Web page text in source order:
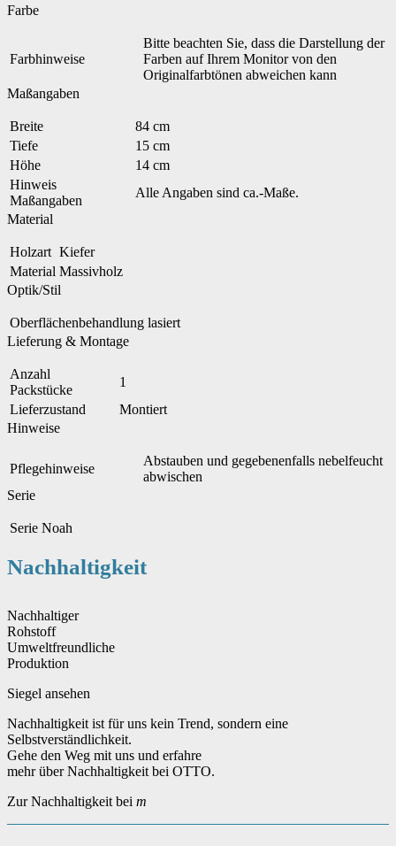
Farbe
Farbhinweise
Bitte beachten Sie, dass die Darstellung der
Farben auf Ihrem Monitor von den
Originalfarbtönen abweichen kann
Maßangaben
Breite
84 cm
Tiefe
15 cm
Höhe
14 cm
Hinweis
Maßangaben
Alle Angaben sind ca.-Maße.
Material
Holzart Kiefer
Material Massivholz
Optik/Stil
Oberflächenbehandlung lasiert
Lieferung & Montage
Anzahl
Packstücke
1
Lieferzustand
Montiert
Hinweise
Pflegehinweise
Abstauben und gegebenenfalls nebelfeucht
abwischen
Serie
Serie Noah
Nachhaltigkeit
Nachhaltiger
Rohstoff
Umweltfreundliche
Produktion
Siegel ansehen
Nachhaltigkeit ist für uns kein Trend, sondern eine
Selbstverständlichkeit.
Gehe den Weg mit uns und erfahre
mehr über Nachhaltigkeit bei OTTO.
Zur Nachhaltigkeit bei m